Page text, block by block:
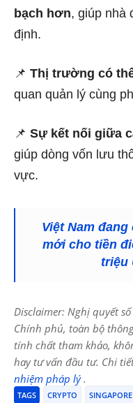
bạch hơn, giúp nhà
định.
📌 Thị trường có
quan quản lý cùng
📌 Sự kết nối giữa
giúp dòng vốn lưu
vực.
Việt Nam
mới cho tiền
triệu
Disclaimer: Nghị quyết
Chính phủ, toàn bộ
tính chất tham khảo,
hay tư vấn đầu tư. Chi
nhiệm pháp lý.
TAGS CRYPTO SINGAPORE